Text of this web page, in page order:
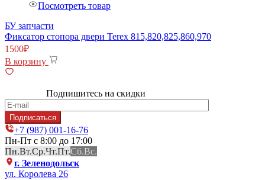
Посмотреть товар
БУ запчасти
Фиксатор стопора двери Terex 815,820,825,860,970
1500₽
В корзину
Подпишитесь на скидки
+7 (987) 001-16-76
Пн-Пт с 8:00 до 17:00
Пн.Вт.Ср.Чт.Пт.Сб.Вс.
г. Зеленодольск
ул. Королева 26